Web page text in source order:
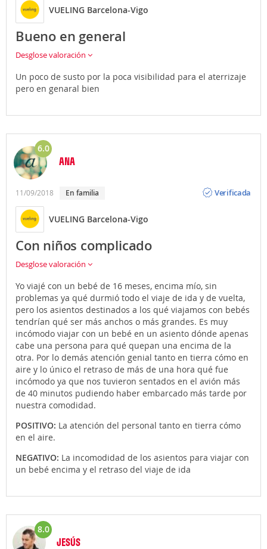
VUELING Barcelona-Vigo
Bueno en general
Desglose valoración
Un poco de susto por la poca visibilidad para el aterrizaje
pero en genaral bien
6.0
ANA
11/09/2018 En familia
Verificada
VUELING Barcelona-Vigo
Con niños complicado
Desglose valoración
Yo viajé con un bebé de 16 meses, encima mío, sin
problemas ya qué durmió todo el viaje de ida y de vuelta,
pero los asientos destinados a los qué viajamos con bebés
tendrían qué ser más anchos o más grandes. Es muy
incómodo viajar con un bebé en un asiento dónde apenas
cabe una persona para qué quepan una encima de la
otra. Por lo demás atención genial tanto en tierra cómo en
aire y lo único el retraso de más de una hora qué fue
incómodo ya que nos tuvieron sentados en el avión más
de 40 minutos pudiendo haber embarcado más tarde por
nuestra comodidad.
POSITIVO: La atención del personal tanto en tierra cómo
en el aire.
NEGATIVO: La incomodidad de los asientos para viajar con
un bebé encima y el retraso del viaje de ida
8.0
JESÚS